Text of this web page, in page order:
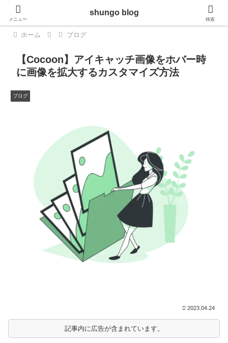
ホーム ブログ
【Cocoon】アイキャッチ画像をホバー時
に画像を拡大するカスタマイズ方法
ブログ
2023.04.24
記事内に広告が含まれています。
メニュー
shungo blog
検索